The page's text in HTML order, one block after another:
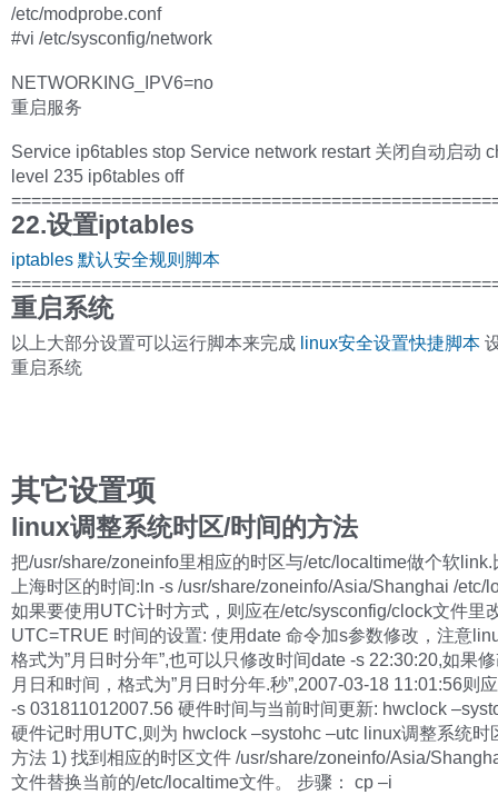
/etc/modprobe.conf
#vi /etc/sysconfig/network
NETWORKING_IPV6=no
重启服务
Service ip6tables stop Service network restart 关闭自动启动
level 235 ip6tables off
22.设置iptables
iptables 默认安全规则脚本
重启系统
以上大部分设置可以运行脚本来完成 linux安全设置快捷脚本
重启系统
其它设置项
linux调整系统时区/时间的方法
把/usr/share/zoneinfo里相应的时区与/etc/localtime做个软link.
上海时区的时间:ln -s /usr/share/zoneinfo/Asia/Shanghai /etc/
如果要使用UTC计时方式，则应在/etc/sysconfig/clock文件里
UTC=TRUE 时间的设置: 使用date 命令加s参数修改，注意
格式为”月日时分年”,也可以只修改时间date -s 22:30:20,如果
月日和时间，格式为”月日时分年.秒”,2007-03-18 11:01:56则
-s 031811012007.56 硬件时间与当前时间更新: hwclock
硬件记时用UTC,则为 hwclock –systohc –utc linux调整系统时
方法 1) 找到相应的时区文件 /usr/share/zoneinfo/Asia/
文件替换当前的/etc/localtime文件。 步骤： cp –i